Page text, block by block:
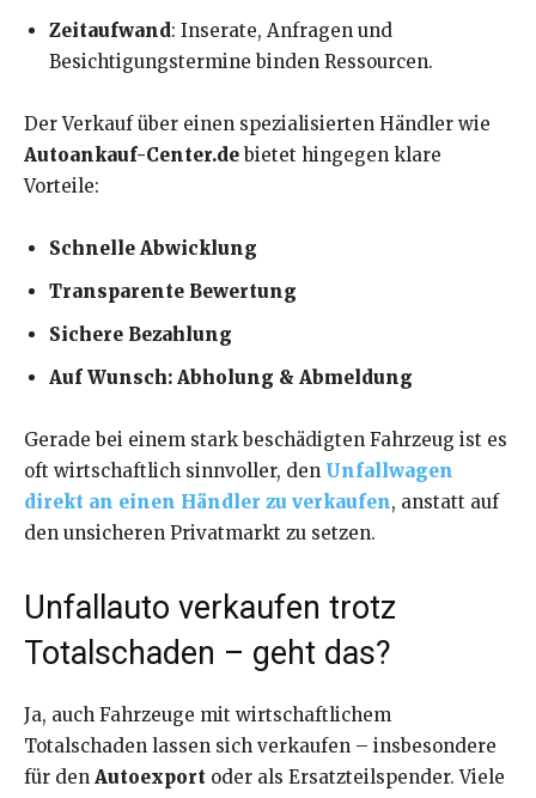
Zeitaufwand: Inserate, Anfragen und
Besichtigungstermine binden Ressourcen.
Der Verkauf über einen spezialisierten Händler wie
Autoankauf-Center.debietet hingegen klare
Vorteile:
Schnelle Abwicklung
Transparente Bewertung
Sichere Bezahlung
Auf Wunsch: Abholung & Abmeldung
Gerade bei einem stark beschädigten Fahrzeug ist es
oft wirtschaftlich sinnvoller, den Unfallwagen
direkt an einen Händler zu verkaufen, anstatt auf
den unsicheren Privatmarkt zu setzen.
Unfallauto verkaufen trotz
Totalschaden – geht das?
Ja, auch Fahrzeuge mit wirtschaftlichem
Totalschaden lassen sich verkaufen – insbesondere
für den Autoexport oder als Ersatzteilspender. Viele